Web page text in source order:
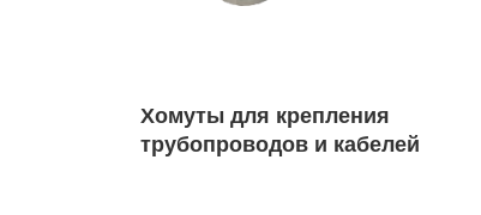
Хомуты для крепления
трубопроводов и кабелей